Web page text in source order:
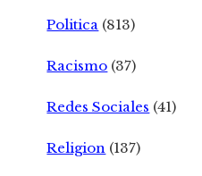
Politica (813)
Racismo (37)
Redes Sociales (41)
Religion (137)